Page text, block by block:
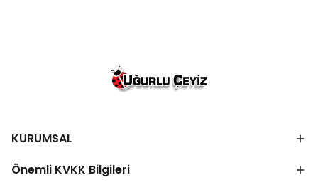
KURUMSAL
Önemli KVKK Bilgileri